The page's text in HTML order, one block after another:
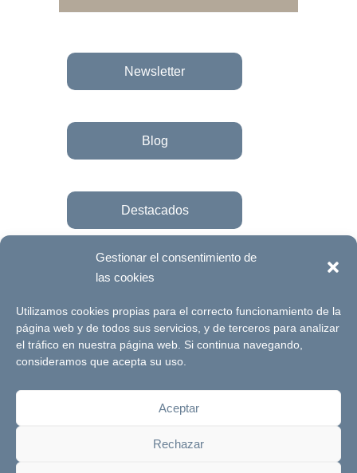
Gestionar el consentimiento de
las cookies
Utilizamos cookies propias para el correcto funcionamiento de la
página web y de todos sus servicios, y de terceros para analizar
el tráfico en nuestra página web. Si continua navegando,
consideramos que acepta su uso.
Aceptar
Rechazar
Newsletter
Blog
Destacados
Únete a la fundación
© Futuro Singular Córdoba 2017. Web
desarrollada por
Aviso Legal
Política de cookies